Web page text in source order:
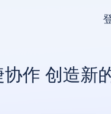
协作 创造新